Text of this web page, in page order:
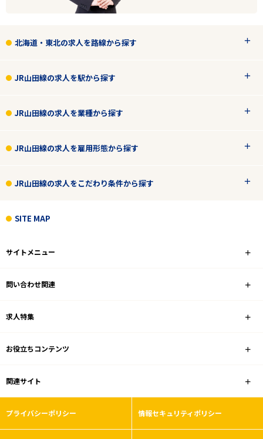
北海道・東北の求人を路線から探す
JR山田線の求人を駅から探す
JR山田線の求人を業種から探す
JR山田線の求人を雇用形態から探す
JR山田線の求人をこだわり条件から探す
SITE MAP
サイトメニュー
問い合わせ関連
求人特集
お役立ちコンテンツ
関連サイト
プライバシーポリシー 情報セキュリティポリシー